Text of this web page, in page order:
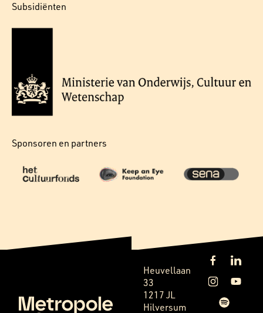
Subsidiënten
Sponsoren en partners
Heuvellaan
33
1217 JL
Hilversum